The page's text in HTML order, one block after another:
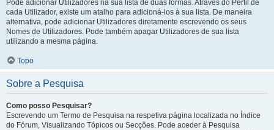
Pode adicionar Utilizadores na sua lista de duas formas. Através do Perfil de
cada Utilizador, existe um atalho para adicioná-los à sua lista. De maneira
alternativa, pode adicionar Utilizadores diretamente escrevendo os seus
Nomes de Utilizadores. Pode também apagar Utilizadores de sua lista
utilizando a mesma página.
Topo
Sobre a Pesquisa
Como posso Pesquisar?
Escrevendo um Termo de Pesquisa na respetiva página localizada no Índice
do Fórum, Visualizando Tópicos ou Secções. Pode aceder à Pesquisa